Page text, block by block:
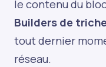
le contenu du
Builders de
tout dernier
réseau.